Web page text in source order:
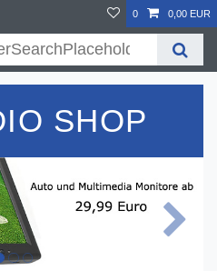
0 0,00 EUR
SHOP